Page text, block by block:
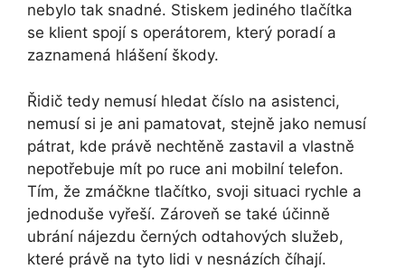
nebylo tak snadné. Stiskem jediného tlačítka
se klient spojí s operátorem, který poradí a
zaznamená hlášení škody.
Řidič tedy nemusí hledat číslo na asistenci,
nemusí si je ani pamatovat, stejně jako nemusí
pátrat, kde právě nechtěně zastavil a vlastně
nepotřebuje mít po ruce ani mobilní telefon.
Tím, že zmáčkne tlačítko, svoji situaci rychle a
jednoduše vyřeší. Zároveň se také účinně
ubrání nájezdu černých odtahových služeb,
které právě na tyto lidi v nesnázích číhají.